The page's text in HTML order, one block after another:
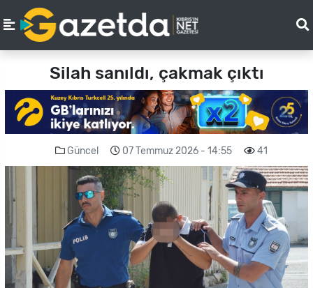
Silah sanıldı, çakmak çıktı
Güncel 07 Temmuz 2026 - 14:55 41